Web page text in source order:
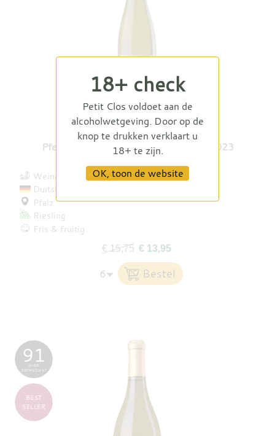
Pfeffingen Riesling EY mal 1 Trocken 2023
Weingut Pfeffingen
Duitsland
Pfalz
Riesling
Fris & fruitig
€ 15,75 € 13,95
91
WINE
ENTHUSIAST
BEST
SELLER
18+ check
Petit Clos voldoet aan de
alcoholwetgeving. Door op de
knop te drukken verklaart u
18+ te zijn.
OK, toon de website